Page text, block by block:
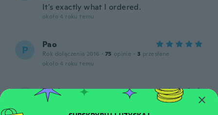
It's exactly what I ordered.
około 4 roku temu
P Pao
Rok dołączenia 2016 · 75 opinie · 3 przesłane
około 4 roku temu
Denis
opinie przesłane